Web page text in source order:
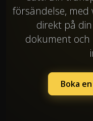
försändelse,
direkt på
dokument och
Boka